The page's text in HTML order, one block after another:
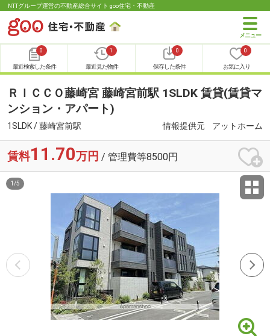
NTTグループ運営の不動産総合サイト goo住宅・不動産
0
最近検索した条件
1
最近見た物件
0
保存した条件
0
お気に入り
ＲＩＣＣＯ藤崎宮 藤崎宮前駅 1SLDK 賃貸(賃貸マ
ンション・アパート)
1SLDK / 藤崎宮前駅 情報提供元 アットホーム
賃料11.70万円 / 管理費等8500円
1 /5